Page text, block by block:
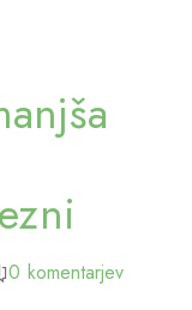
0 komentarjev